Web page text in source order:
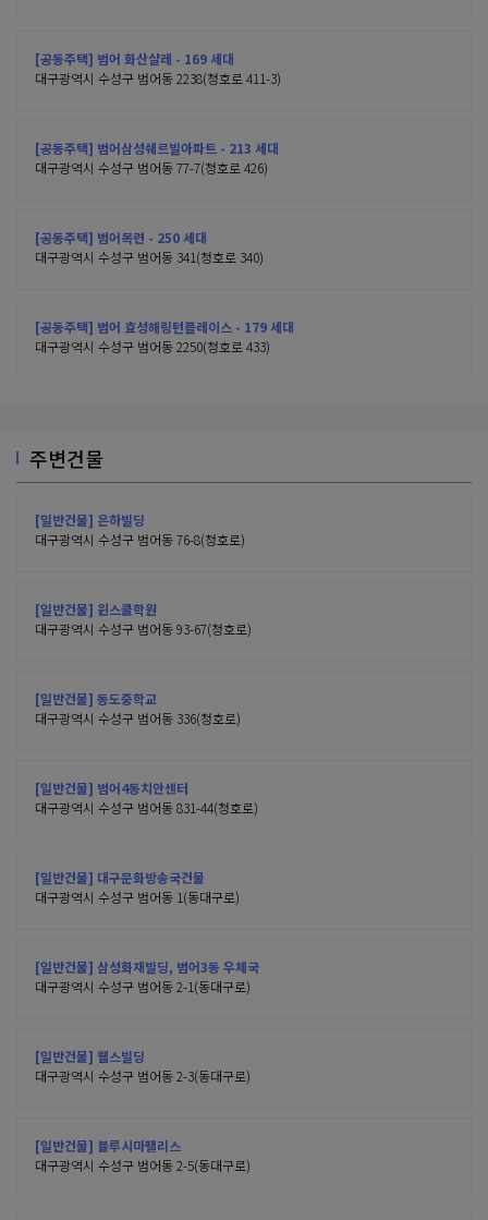
[공동주택] 범어 화산샬레 - 169 세대
대구광역시 수성구 범어동 2238(청호로 411-3)
[공동주택] 범어삼성쉐르빌아파트 - 213 세대
대구광역시 수성구 범어동 77-7(청호로 426)
[공동주택] 범어목련 - 250 세대
대구광역시 수성구 범어동 341(청호로 340)
[공동주택] 범어 효성해링턴플레이스 - 179 세대
대구광역시 수성구 범어동 2250(청호로 433)
주변건물
[일반건물] 은하빌딩
대구광역시 수성구 범어동 76-8(청호로)
[일반건물] 윈스쿨학원
대구광역시 수성구 범어동 93-67(청호로)
[일반건물] 동도중학교
대구광역시 수성구 범어동 336(청호로)
[일반건물] 범어4동치안센터
대구광역시 수성구 범어동 831-44(청호로)
[일반건물] 대구문화방송국건물
대구광역시 수성구 범어동 1(동대구로)
[일반건물] 삼성화재빌딩, 범어3동 우체국
대구광역시 수성구 범어동 2-1(동대구로)
[일반건물] 웰스빌딩
대구광역시 수성구 범어동 2-3(동대구로)
[일반건물] 블루시마팰리스
대구광역시 수성구 범어동 2-5(동대구로)